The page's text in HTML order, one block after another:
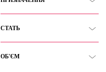
СТАТЬ
ОБ'ЄМ